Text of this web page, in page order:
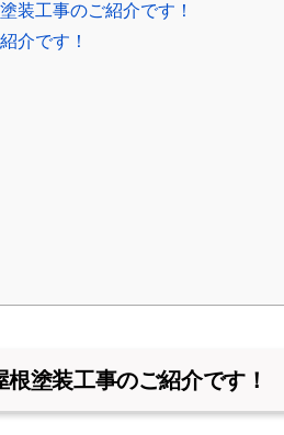
装工事のご紹介です！
介です！
塗装工事のご紹介です！